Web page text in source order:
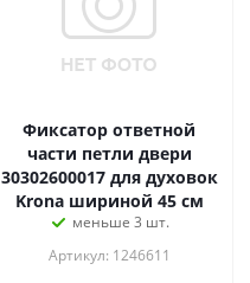
Фиксатор ответной
части петли двери
30302600017 для духовок
Krona шириной 45 см
меньше 3 шт.
Артикул: 1246611